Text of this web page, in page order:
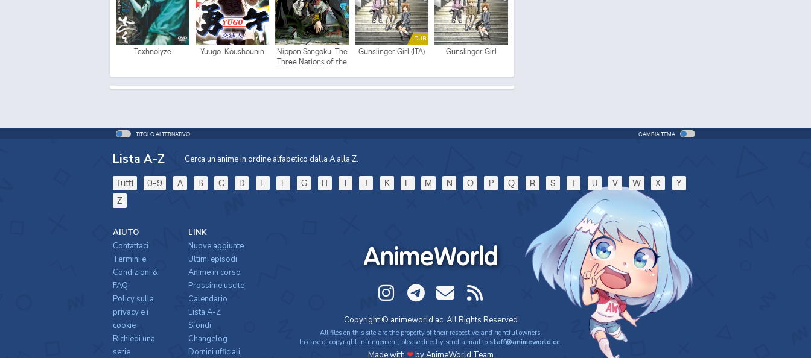
Texhnolyze Yuugo: Koushounin
Nippon Sangoku: The
Three Nations of the
DUB
Gunslinger Girl (ITA) Gunslinger Girl
TITOLO ALTERNATIVO CAMBIA TEMA
Lista A-Z Cerca un anime in ordine alfabetico dalla A alla Z.
Tutti 0-9 A B C D E F G H I J K L M N O P Q R S T U V W X
Y
Z
AnimeWorld
Copyright © animeworld.ac. All Rights Reserved
All files on this site are the property of their respective and rightful owners.
In case of copyright infringement, please directly send a mail to staff@animeworld.cc.
Made with ❤by AnimeWorld Team
AIUTO
Contattaci
Termini e
Condizioni &
FAQ
Policy sulla
privacy e i
cookie
Richiedi una
serie
LINK
Nuove aggiunte
Ultimi episodi
Anime in corso
Prossime uscite
Calendario
Lista A-Z
Sfondi
Changelog
Domini ufficiali